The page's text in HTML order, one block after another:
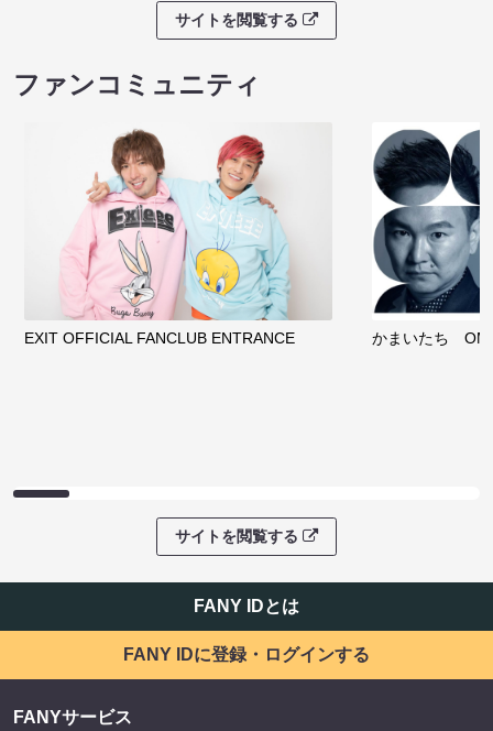
サイトを閲覧する
ファンコミュニティ
EXIT OFFICIAL FANCLUB ENTRANCE かまいたち
サイトを閲覧する
FANY IDとは
FANY IDに登録・ログインする
FANYサービス